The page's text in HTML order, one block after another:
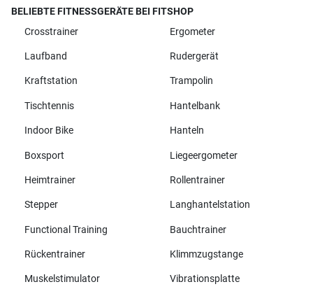
BELIEBTE FITNESSGERÄTE BEI FITSHOP
Crosstrainer
Ergometer
Laufband Rudergerät
Kraftstation Trampolin
Tischtennis Hantelbank
Indoor Bike Hanteln
Boxsport Liegeergometer
Heimtrainer Rollentrainer
Stepper Langhantelstation
Functional Training Bauchtrainer
Rückentrainer Klimmzugstange
Muskelstimulator Vibrationsplatte